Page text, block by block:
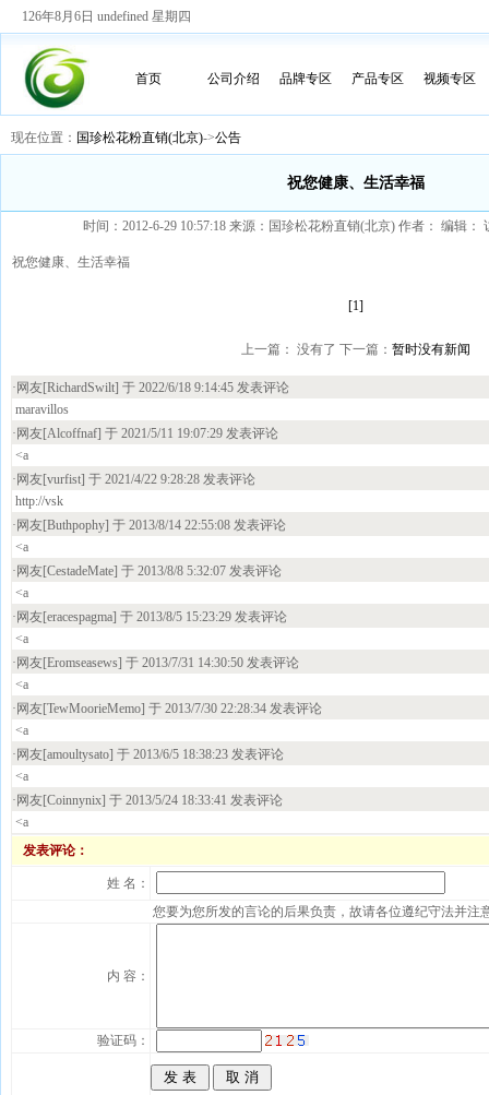
126年8月6日 undefined 星期四
首页 公司介绍 品牌专区 产品专区 视频专区
现在位置： 国珍松花粉直销(北京)->公告
祝您健康、生活幸福
时间：2012-6-29 10:57:18 来源：国珍松花粉直销(北京) 作者： 编辑：
祝您健康、生活幸福
[1]
上一篇： 没有了 下一篇： 暂时没有新闻
·网友[RichardSwilt] 于 2022/6/18 9:14:45 发表评论
maravillos
·网友[Alcoffnaf] 于 2021/5/11 19:07:29 发表评论
<a
·网友[vurfist] 于 2021/4/22 9:28:28 发表评论
http://vsk
·网友[Buthpophy] 于 2013/8/14 22:55:08 发表评论
<a
·网友[CestadeMate] 于 2013/8/8 5:32:07 发表评论
<a
·网友[eracespagma] 于 2013/8/5 15:23:29 发表评论
<a
·网友[Eromseasews] 于 2013/7/31 14:30:50 发表评论
<a
·网友[TewMoorieMemo] 于 2013/7/30 22:28:34 发表评论
<a
·网友[amoultysato] 于 2013/6/5 18:38:23 发表评论
<a
·网友[Coinnynix] 于 2013/5/24 18:33:41 发表评论
<a
发表评论：
姓 名：
您要为您所发的言论的后果负责，故请各位遵纪守法并注
内 容：
验证码：